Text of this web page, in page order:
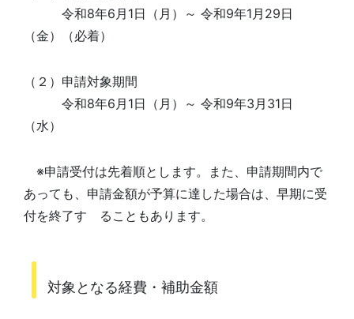
令和8年6月1日（月）～ 令和9年1月29日
（金）（必着）
（２）申請対象期間
令和8年6月1日（月）～ 令和9年3月31日
（水）
※申請受付は先着順とします。また、申請期間内で
あっても、申請金額が予算に達した場合は、早期に受
付を終了す ることもあります。
対象となる経費・補助金額